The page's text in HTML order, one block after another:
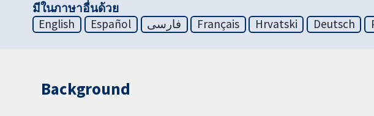
มีในภาษาอื่นด้วย
English
Español فارسی Français Hrvatski Deutsch
Background